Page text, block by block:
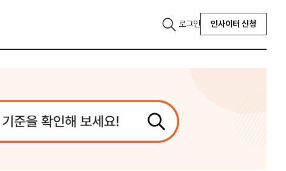
로그인 인사이터 신청